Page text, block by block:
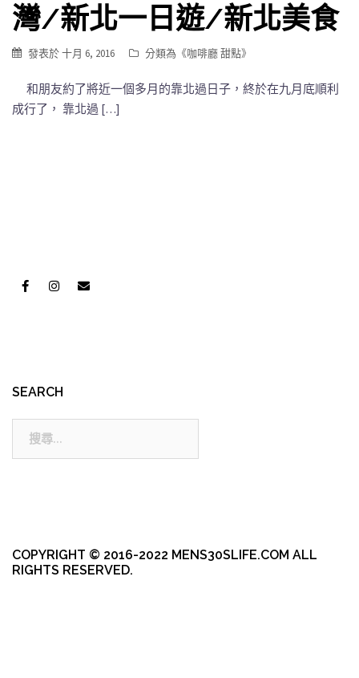
灣/新北一日遊/新北美食
發表於十月 6, 2016 分類為《咖啡廳 甜點》
和朋友約了將近一個多月的靠北過日子，終於在九月底順利
成行了， 靠北過 […]
SEARCH
COPYRIGHT © 2016-2022 MENS30SLIFE.COM ALL
RIGHTS RESERVED.